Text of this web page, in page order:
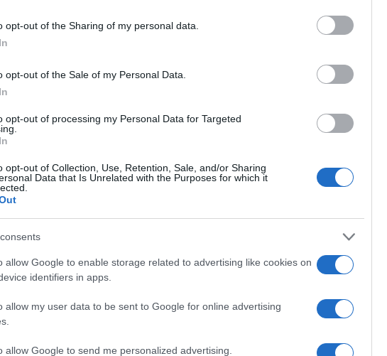
opt-out of the Sharing of my personal data.
opt-out of the Sale of my Personal Data.
opt-out of processing my Personal Data for Targeted
opt-out of Collection, Use, Retention, Sale, and/or Sharing
Data that Is Unrelated with the Purposes for which it
allow Google to enable storage related to advertising like cookies on
identifiers in apps.
allow my user data to be sent to Google for online advertising
allow Google to send me personalized advertising.
perpre-moneyepost-money
modo uno
replicabile per esercitarsi e ottenere risultati
criptiche.
definizioni e formule base
primadell’ingresso del nuovo
l’investimento. La relazione è lineare:
. Se un investitore versa 1.000.000 € su una
sarà 5.000.000 €. La quota del nuovo
post-moneynell’esempio, 1.000.000 € /
si ottiene una ripartizione immediata delle